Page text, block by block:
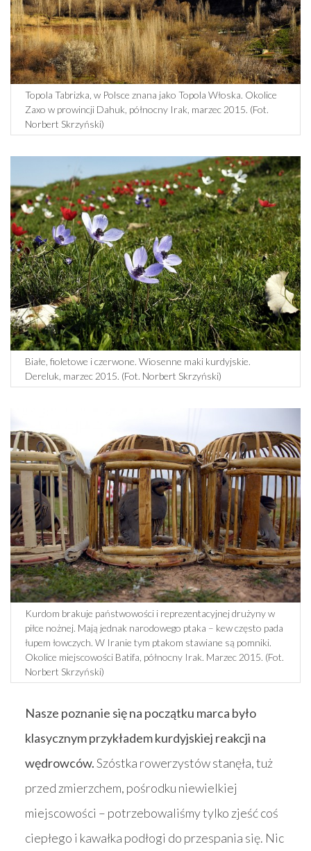
Topola Tabrizka, w Polsce znana jako Topola Włoska. Okolice
Zaxo w prowincji Dahuk, północny Irak, marzec 2015. (Fot.
Norbert Skrzyński)
Białe, fioletowe i czerwone. Wiosenne maki kurdyjskie.
Dereluk, marzec 2015. (Fot. Norbert Skrzyński)
Kurdom brakuje państwowości i reprezentacyjnej drużyny w
piłce nożnej. Mają jednak narodowego ptaka – kew często pada
łupem łowczych. W Iranie tym ptakom stawiane są pomniki.
Okolice miejscowości Batifa, północny Irak. Marzec 2015. (Fot.
Norbert Skrzyński)
Nasze poznanie się na początku marca było
klasycznym przykładem kurdyjskiej reakcji na
wędrowców.Szóstka rowerzystów stanęła, tuż
przed zmierzchem, pośrodku niewielkiej
miejscowości – potrzebowaliśmy tylko zjeść coś
ciepłego i kawałka podłogi do przespania się. Nic